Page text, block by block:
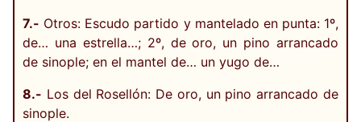
7.- Otros: Escudo partido y mantelado en punta: 1º,
de… una estrella…; 2º, de oro, un pino arrancado
de sinople; en el mantel de… un yugo de…
8.- Los del Rosellón: De oro, un pino arrancado de
sinople.